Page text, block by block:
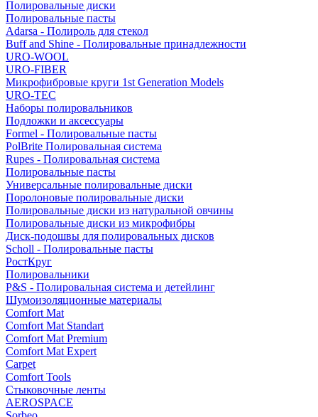
Полировальные диски
Полировальные пасты
Adarsa - Полироль для стекол
Buff and Shine - Полировальные принадлежности
URO-WOOL
URO-FIBER
Микрофибровые круги 1st Generation Models
URO-TEC
Наборы полировальников
Подложки и аксессуары
Formel - Полировальные пасты
PolBrite Полировальная система
Rupes - Полировальная система
Полировальные пасты
Универсальные полировальные диски
Поролоновые полировальные диски
Полировальные диски из натуральной овчины
Полировальные диски из микрофибры
Диск-подошвы для полировальных дисков
Scholl - Полировальные пасты
РостКруг
Полировальники
P&S - Полировальная система и детейлинг
Шумоизоляционные материалы
Comfort Mat
Comfort Mat Standart
Comfort Mat Premium
Comfort Mat Expert
Carpet
Comfort Tools
Стыковочные ленты
AEROSPACE